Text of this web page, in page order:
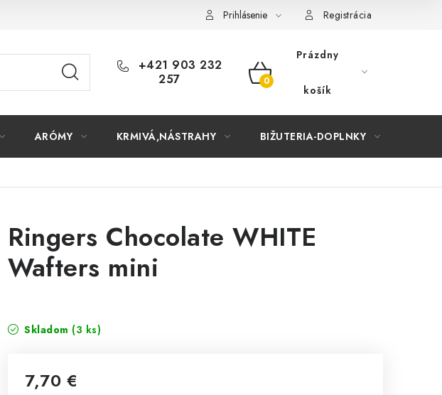
Prihlásenie Registrácia
+421 903 232
257
NÁKUPNÝ
Prázdny
košík
ARÓMY KRMIVÁ,NÁSTRAHY BIŽUTERIA-DOPLNKY
Ringers Chocolate WHITE
Wafters mini
Skladom (3 ks)
7,70 €